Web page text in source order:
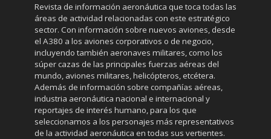
Revista de información aeronáutica que toca todas las
áreas de actividad relacionadas con este estratégico
sector. Con información sobre nuevos aviones, desde
el A380 a los aviones corporativos o de negocio,
incluyendo también aeronaves militares, como los
súper cazas de las principales fuerzas aéreas del
mundo, aviones militares, helicópteros, etcétera.
Además de información sobre compañías aéreas,
industria aeronáutica nacional e internacional y
reportajes de interés humano, para los que
seleccionamos a los personajes más representativos
de la actividad aeronáutica en todas sus vertientes.